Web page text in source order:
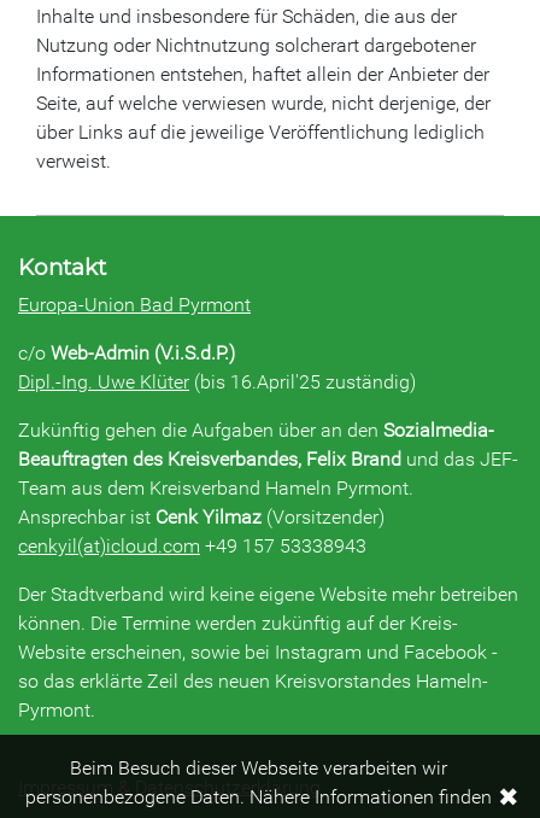
Inhalte und insbesondere für Schäden, die aus der
Nutzung oder Nichtnutzung solcherart dargebotener
Informationen entstehen, haftet allein der Anbieter der
Seite, auf welche verwiesen wurde, nicht derjenige, der
über Links auf die jeweilige Veröffentlichung lediglich
verweist.
Kontakt
Europa-Union Bad Pyrmont
c/o Web-Admin (V.i.S.d.P.)
Dipl.-Ing. Uwe Klüter(bis 16.April'25 zuständig)
Zukünftig gehen die Aufgaben über an den Sozialmedia-
Beauftragten des Kreisverbandes, Felix Brand und das JEF-
Team aus dem Kreisverband Hameln Pyrmont.
Ansprechbar ist Cenk Yilmaz (Vorsitzender)
cenkyil(at)icloud.com +49 157 53338943
Der Stadtverband wird keine eigene Website mehr betreiben
können. Die Termine werden zukünftig auf der Kreis-
Website erscheinen, sowie bei Instagram und Facebook -
so das erklärte Zeil des neuen Kreisvorstandes Hameln-
Pyrmont.
Impressum & Datenschutzerklärung
Beim Besuch dieser Webseite verarbeiten wir
personenbezogene Daten. Nähere Informationen finden ✖